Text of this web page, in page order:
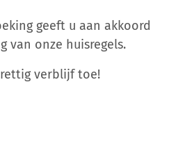
geeft u aan akkoord
van onze huisregels.
verblijf toe!